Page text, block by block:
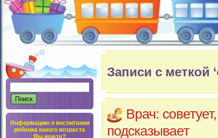
Информацию о воспитании
ребенка какого возраста
Вы ищете?
Записи с меткой
Врач:
подсказывает